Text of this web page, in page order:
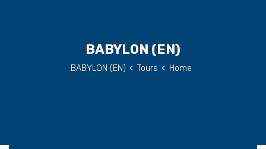
(EN) BABYLON
Home
>
Tours
>
(EN) BABYLON